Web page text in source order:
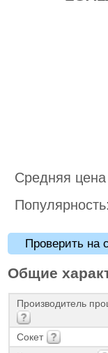
Средняя
Проверить на
Общие
Производитель
Сокет